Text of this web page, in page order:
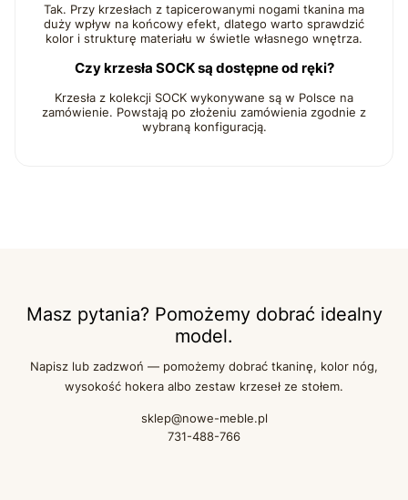
Tak. Przy krzesłach z tapicerowanymi nogami tkanina ma
duży wpływ na końcowy efekt, dlatego warto sprawdzić
kolor i strukturę materiału w świetle własnego wnętrza.
Czy krzesła SOCK są dostępne od ręki?
Krzesła z kolekcji SOCK wykonywane są w Polsce na
zamówienie. Powstają po złożeniu zamówienia zgodnie z
wybraną konfiguracją.
Masz pytania? Pomożemy dobrać idealny
model.
Napisz lub zadzwoń — pomożemy dobrać tkaninę, kolor nóg,
wysokość hokera albo zestaw krzeseł ze stołem.
sklep@nowe-meble.pl
731-488-766